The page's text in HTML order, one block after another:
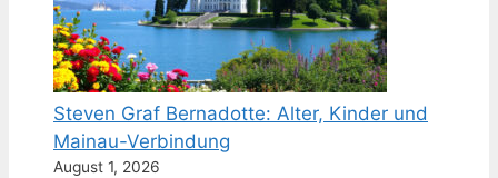
Steven Graf Bernadotte: Alter, Kinder und
Mainau-Verbindung
August 1, 2026